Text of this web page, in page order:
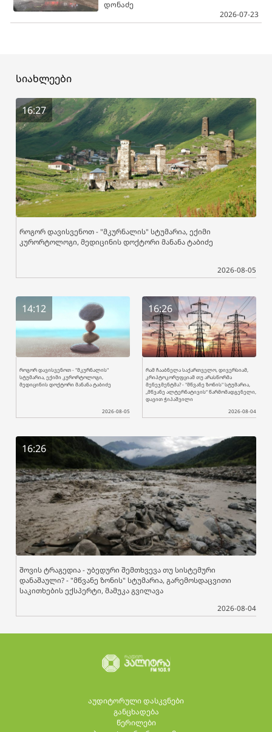
დონაძე
2026-07-23
სიახლეები
16:27
როგორ დავისვენოთ - "მკურნალის" სტუმარია, ექიმი
კურორტოლოგი, მედიცინის დოქტორი მანანა ტაბიძე
2026-08-05
14:12
როგორ დავისვენოთ - "მკურნალის"
სტუმარია, ექიმი კურორტოლოგი,
მედიცინის დოქტორი მანანა ტაბიძე
2026-08-05
16:26
რამ ჩააბნელა საქართველო, დივერსიამ,
კრიპტოკორუფციამ თუ არასწორმა
მენეჯმენტმა? - "მწვანე ზონის" სტუმარია,
„მწვანე ალტერნატივის“ წარმომადგენელი,
დავით ჭიპაშვილი
2026-08-04
16:26
შოვის ტრაგედია - უბედური შემთხვევა თუ სისტემური
დანაშაული? - "მწვანე ზონის" სტუმარია, გარემოსდაცვითი
საკითხების ექსპერტი, მამუკა გვილავა
2026-08-04
აუდიტორული დასკვნები
განცხადება
წერილები